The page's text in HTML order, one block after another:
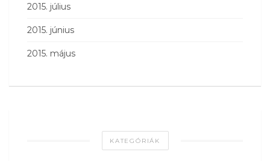
2015. július
2015. június
2015. május
KATEGÓRIÁK